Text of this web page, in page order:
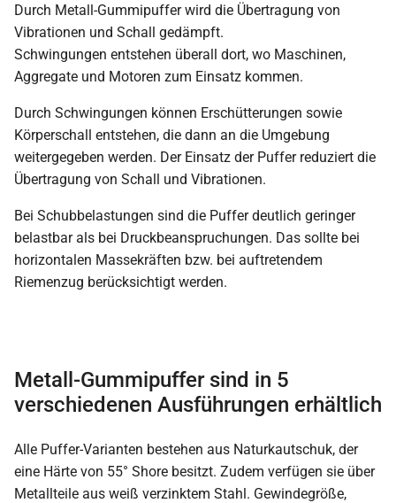
Durch Metall-Gummipuffer wird die Übertragung von
Vibrationen und Schall gedämpft.
Schwingungen entstehen überall dort, wo Maschinen,
Aggregate und Motoren zum Einsatz kommen.
Durch Schwingungen können Erschütterungen sowie
Körperschall entstehen, die dann an die Umgebung
weitergegeben werden. Der Einsatz der Puffer reduziert die
Übertragung von Schall und Vibrationen.
Bei Schubbelastungen sind die Puffer deutlich geringer
belastbar als bei Druckbeanspruchungen. Das sollte bei
horizontalen Massekräften bzw. bei auftretendem
Riemenzug berücksichtigt werden.
Metall-Gummipuffer sind in 5
verschiedenen Ausführungen erhältlich
Alle Puffer-Varianten bestehen aus Naturkautschuk, der
eine Härte von 55° Shore besitzt. Zudem verfügen sie über
Metallteile aus weiß verzinktem Stahl. Gewindegröße,